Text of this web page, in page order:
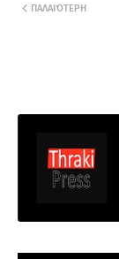
ΠΑΛΑΙΌΤΕΡΗ